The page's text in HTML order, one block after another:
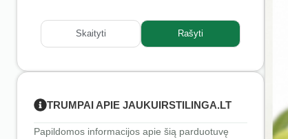
Skaityti Rašyti
TRUMPAI APIE JAUKUIRSTILINGA.LT
Papildomos informacijos apie šią parduotuvę